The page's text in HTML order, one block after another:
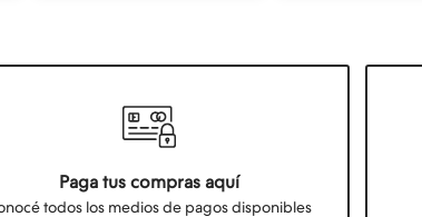
Paga tus compras aquí
todos los medios de pagos disponibles